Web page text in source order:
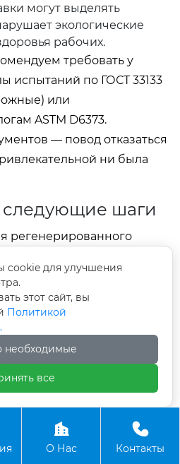
могут выделять
экологические
рабочих.
требовать у
испытаний по ГОСТ 33133
или
ASTM D6373.
— повод отказаться
ни была
шаги
регенерированного
на качестве
приводит к кратному
дороги. В текущих
2026 годов оптимальной
работа с проверенными
обеспечить
от партии к партии,
с контролем
Жуйтай Тяньчэн

О Нас

Контакты
cookie для улучшения
этот сайт, вы
Политикой
необходимые
все